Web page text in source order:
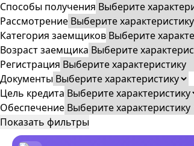
Способы получения
Рассмотрение
Категория заемщиков
Возраст заемщика
Регистрация
Документы
Цель кредита
Обеспечение
Показать фильтры